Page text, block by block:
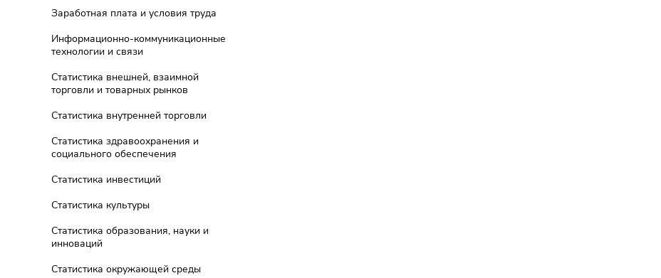
Заработная плата и условия труда
Информационно-коммуникационные
технологии и связи
Статистика внешней, взаимной
торговли и товарных рынков
Статистика внутренней торговли
Статистика здравоохранения и
социального обеспечения
Статистика инвестиций
Статистика культуры
Статистика образования, науки и
инноваций
Статистика окружающей среды